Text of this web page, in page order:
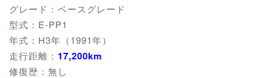
グレード：ベースグレード
型式：E-PP1
年式：H3年（1991年）
走行距離： 17,200km
修復歴：無し